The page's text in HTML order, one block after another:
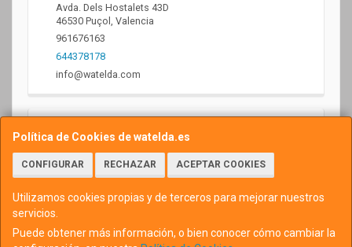
Política de Cookies de watelda.es
CONFIGURAR RECHAZAR ACEPTAR COOKIES
Utilizamos cookies propias y de terceros para mejorar nuestros
servicios.
Puede obtener más información, o bien conocer cómo cambiar la
Avda. Dels Hostalets 43D
46530 Puçol Valencia
961676163
644378178
info@watelda.com